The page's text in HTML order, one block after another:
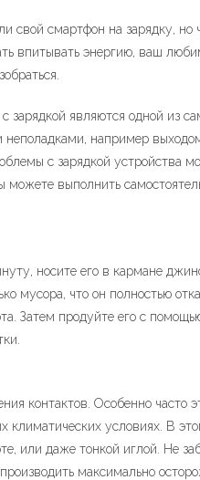
свой смартфон на зарядку, но
впитывать энергию, ваш
зарядкой являются одной из
например
с зарядкой устройства
можете выполнить
носите его в кармане
мусора, что он полностью
Затем продуйте его с
контактов. Особенно часто
климатических условиях. В
или даже тонкой иглой. Не
максимально